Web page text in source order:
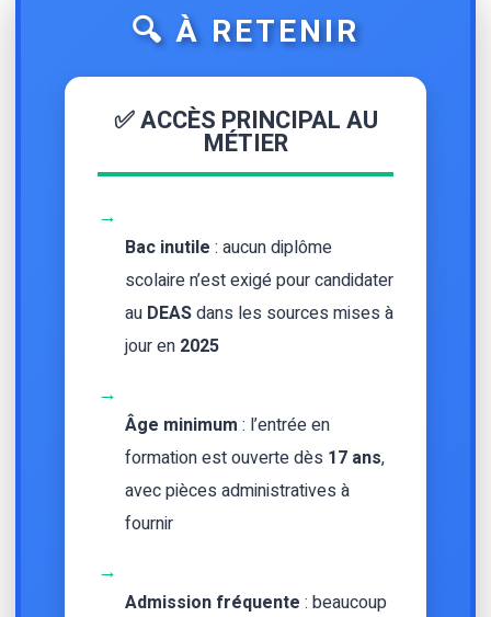
🔍 À RETENIR
✅ ACCÈS PRINCIPAL AU
MÉTIER
→
Bac inutile : aucun diplôme
scolaire n’est exigé pour candidater
au DEASdans les sources mises à
jour en 2025
→
Âge minimum : l’entrée en
formation est ouverte dès 17 ans,
avec pièces administratives à
fournir
→
Admission fréquente : beaucoup